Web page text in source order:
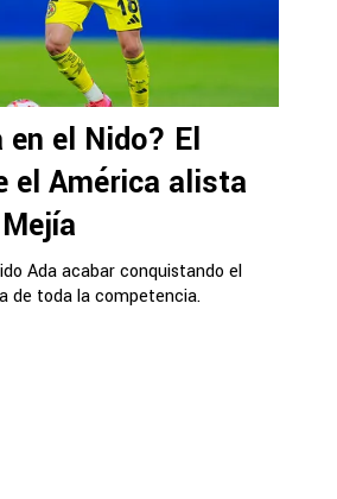
en el Nido? El
el América alista
Ada acabar conquistando el
de toda la competencia.